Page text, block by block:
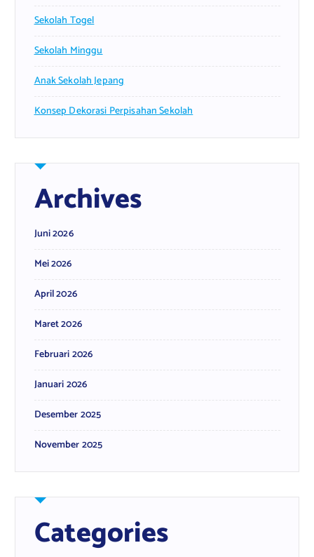
Sekolah Togel
Sekolah Minggu
Anak Sekolah Jepang
Konsep Dekorasi Perpisahan Sekolah
Archives
Juni 2026
Mei 2026
April 2026
Maret 2026
Februari 2026
Januari 2026
Desember 2025
November 2025
Categories